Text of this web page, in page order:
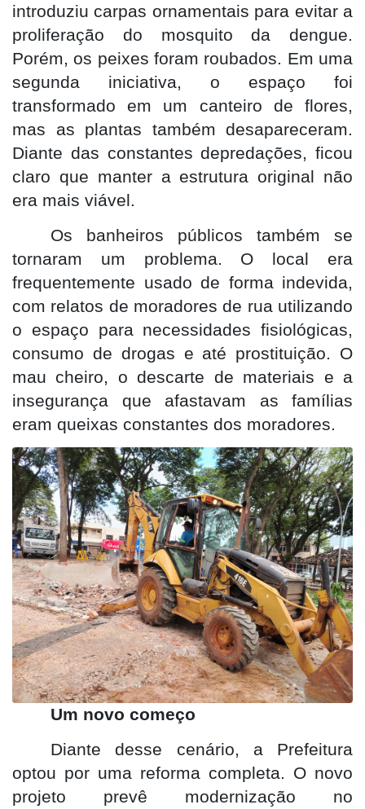
introduziu carpas ornamentais para evitar a
proliferação do mosquito da dengue.
Porém, os peixes foram roubados. Em uma
segunda iniciativa, o espaço foi
transformado em um canteiro de flores,
mas as plantas também desapareceram.
Diante das constantes depredações, ficou
claro que manter a estrutura original não
era mais viável.
Os banheiros públicos também se
tornaram um problema. O local era
frequentemente usado de forma indevida,
com relatos de moradores de rua utilizando
o espaço para necessidades fisiológicas,
consumo de drogas e até prostituição. O
mau cheiro, o descarte de materiais e a
insegurança que afastavam as famílias
eram queixas constantes dos moradores.
Um novo começo
Diante desse cenário, a Prefeitura
optou por uma reforma completa. O novo
projeto prevê modernização no